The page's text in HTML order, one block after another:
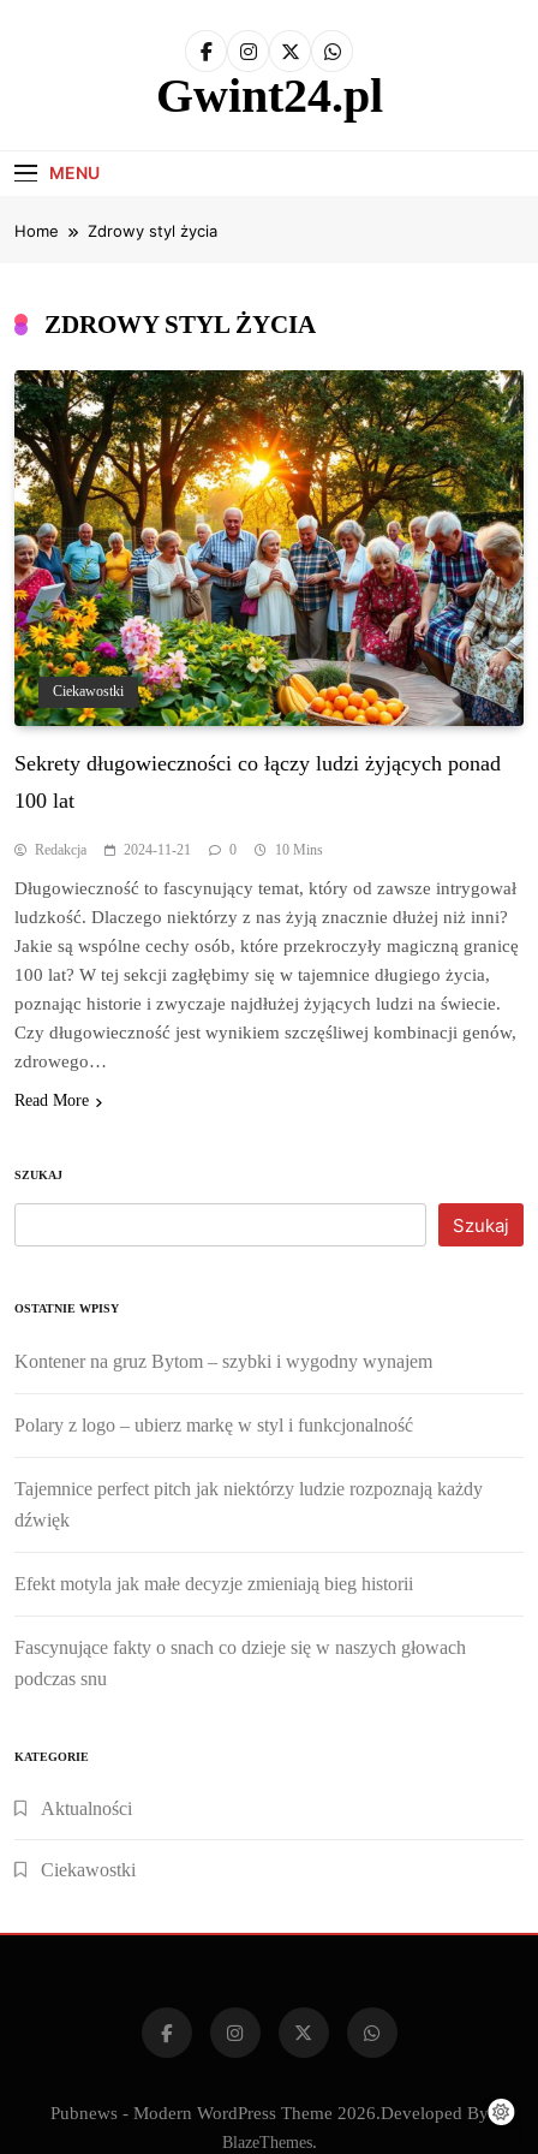
Gwint24.pl
MENU
Home Zdrowy styl życia
ZDROWY STYL ŻYCIA
Ciekawostki
Sekrety długowieczności co łączy ludzi żyjących ponad
100 lat
Redakcja 2024-11-21 0 10 Mins
Długowieczność to fascynujący temat, który od zawsze intrygował
ludzkość. Dlaczego niektórzy z nas żyją znacznie dłużej niż inni?
Jakie są wspólne cechy osób, które przekroczyły magiczną granicę
100 lat? W tej sekcji zagłębimy się w tajemnice długiego życia,
poznając historie i zwyczaje najdłużej żyjących ludzi na świecie.
Czy długowieczność jest wynikiem szczęśliwej kombinacji genów,
zdrowego…
Read More
SZUKAJ
Szukaj
OSTATNIE WPISY
Kontener na gruz Bytom – szybki i wygodny wynajem
Polary z logo – ubierz markę w styl i funkcjonalność
Tajemnice perfect pitch jak niektórzy ludzie rozpoznają każdy
dźwięk
Efekt motyla jak małe decyzje zmieniają bieg historii
Fascynujące fakty o snach co dzieje się w naszych głowach
podczas snu
KATEGORIE
Aktualności
Ciekawostki
Pubnews - Modern WordPress Theme 2026.Developed By
BlazeThemes.